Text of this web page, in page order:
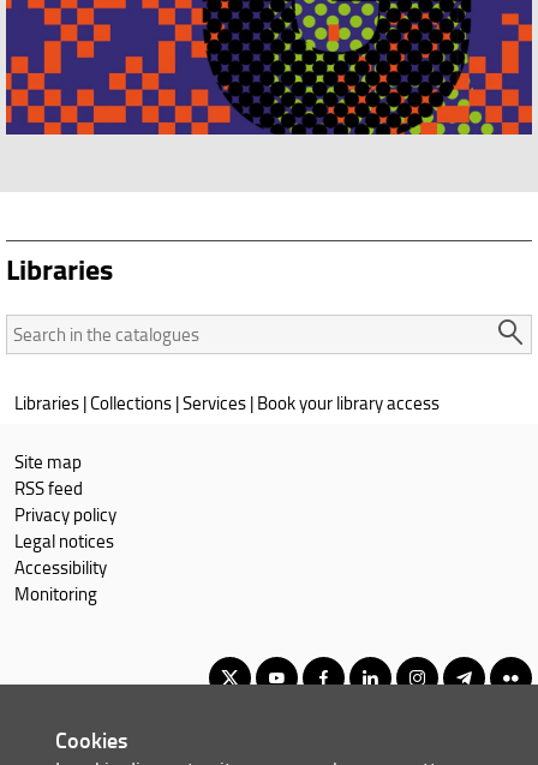
Libraries
Search
in
catalogues:
Libraries|Collections|Services|Book your library access
Site map
RSS feed
Privacy policy
Legal notices
Accessibility
Monitoring
Corso di Laurea Magistrale a Ciclo Unico in Giurisprudenza
Cookies